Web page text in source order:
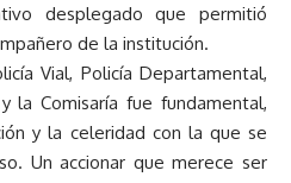
desplegado que permitió
de la institución.
Vial, Policía Departamental,
la Comisaría fue fundamental,
y la celeridad con la que se
Un accionar que merece ser